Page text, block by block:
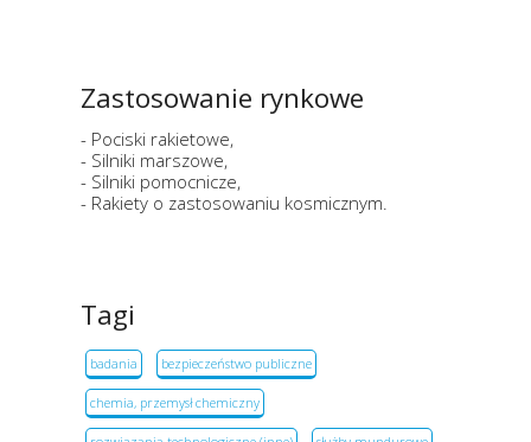
Zastosowanie rynkowe
- Pociski rakietowe,
- Silniki marszowe,
- Silniki pomocnicze,
- Rakiety o zastosowaniu kosmicznym.
Tagi
badania bezpieczeństwo publiczne
chemia, przemysł chemiczny